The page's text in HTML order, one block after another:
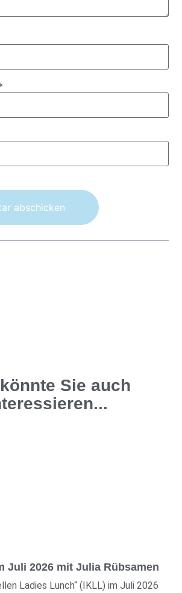
Sie auch
Juli 2026 mit Julia Rübsamen
Ladies Lunch“ (IKLL) im Juli 2026